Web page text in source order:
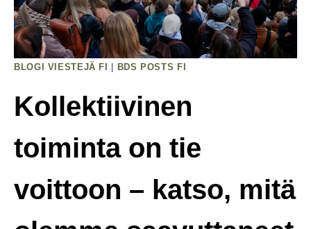
BLOGI VIESTEJÄ FI BDS POSTS FI
Kollektiivinen
toiminta on tie
voittoon – katso, mitä